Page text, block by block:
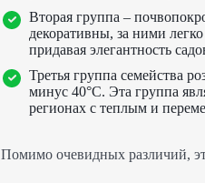
Вторая группа –
декоративны, за ними
придавая элегантность
Третья группа семейства
минус 40°C. Эта группа
регионах с теплым и
Помимо очевидных различий,